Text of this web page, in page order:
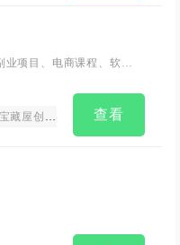
项目、电商课程、软件
取最新创业项目信息、
宝藏屋创业网 副业
查看